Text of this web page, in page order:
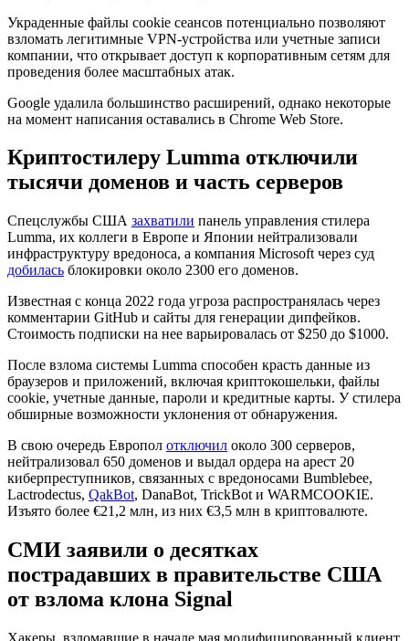
Украденные файлы cookie сеансов потенциально позволяют
взломать легитимные VPN-устройства или учетные записи
компании, что открывает доступ к корпоративным сетям для
проведения более масштабных атак.
Google удалила большинство расширений, однако некоторые
на момент написания оставались в Chrome Web Store.
Криптостилеру Lumma отключили
тысячи доменов и часть серверов
Спецслужбы США захватили панель управления стилера
Lumma, их коллеги в Европе и Японии нейтрализовали
инфраструктуру вредоноса, а компания Microsoft через суд
добилась блокировки около 2300 его доменов.
Известная с конца 2022 года угроза распространялась через
комментарии GitHub и сайты для генерации дипфейков.
Стоимость подписки на нее варьировалась от $250 до $1000.
После взлома системы Lumma способен красть данные из
браузеров и приложений, включая криптокошельки, файлы
cookie, учетные данные, пароли и кредитные карты. У стилера
обширные возможности уклонения от обнаружения.
В свою очередь Европол отключил около 300 серверов,
нейтрализовал 650 доменов и выдал ордера на арест 20
киберпреступников, связанных с вредоносами Bumblebee,
Lactrodectus, QakBot, DanaBot, TrickBot и WARMCOOKIE.
Изъято более €21,2 млн, из них €3,5 млн в криптовалюте.
СМИ заявили о десятках
пострадавших в правительстве США
от взлома клона Signal